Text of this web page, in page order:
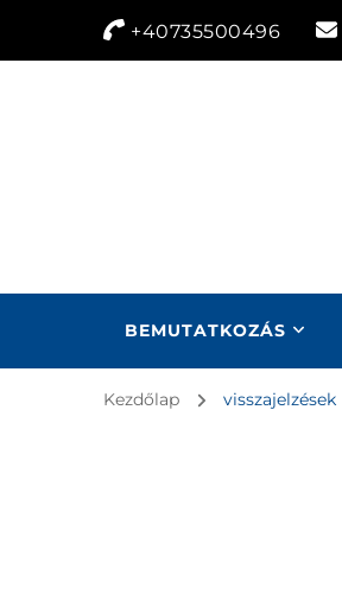
+40735500496
BEMUTATKOZÁS
Kezdőlap visszajelzések